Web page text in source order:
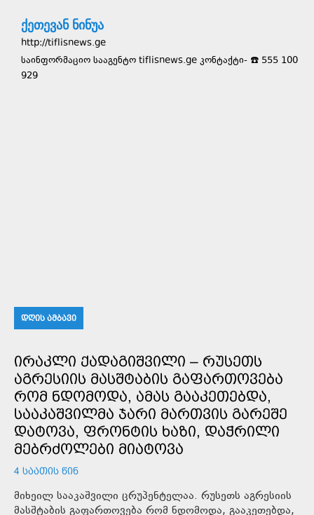
ქეთევან ნინუა
http://tiflisnews.ge
საინფორმაციო სააგენტო tiflisnews.ge კონტაქტი- ☎️ 555 100
929
ᲓᲦᲘᲡ ᲐᲛᲑᲐᲕᲘ
ᲘᲠᲐᲙᲚᲘ ᲥᲐᲓᲐᲒᲘᲨᲕᲘᲚᲘ – ᲠᲣᲡᲔᲗᲡ
ᲐᲒᲠᲔᲡᲘᲘᲡ ᲛᲐᲡᲨᲢᲐᲑᲘᲡ ᲒᲐᲤᲐᲠᲗᲝᲕᲔᲑᲐ
ᲠᲝᲛ ᲜᲓᲝᲛᲝᲓᲐ, ᲐᲛᲐᲡ ᲒᲐᲐᲙᲔᲗᲔᲑᲓᲐ,
ᲡᲐᲐᲙᲐᲨᲕᲘᲚᲛᲐ ᲯᲐᲠᲘ ᲛᲐᲠᲗᲕᲘᲡ ᲒᲐᲠᲔᲨᲔ
ᲓᲐᲢᲝᲕᲐ, ᲤᲠᲝᲜᲢᲘᲡ ᲮᲐᲖᲘ, ᲓᲐᲭᲠᲘᲚᲘ
ᲛᲔᲑᲠᲫᲝᲚᲔᲑᲘ ᲛᲘᲐᲢᲝᲕᲐ
4 ᲡᲐᲐᲗᲘᲡ ᲬᲘᲜ
მიხეილ სააკაშვილი ცრუპენტელაა. რუსეთს აგრესიის
მასშტაბის გაფართოვება რომ ნდომოდა, გააკეთებდა,